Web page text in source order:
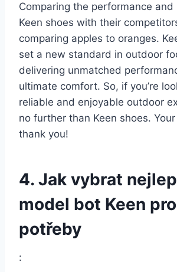
Comparing the performance
⁤Keen shoes with their
comparing apples to oranges.
set a new standard in outdoor
delivering unmatched⁢
ultimate ⁤comfort. So, if you’re
reliable ‍and⁢ enjoyable outdoor
‍no further than ⁤Keen shoes.
thank you!
4. Jak​ vybrat
model bot Keen
potřeby
: